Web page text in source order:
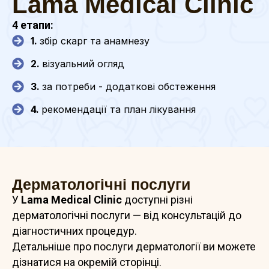
4 етапи:
1.збір скарг та анамнезу
2. візуальний огляд
3.за потреби - додаткові обстеження
4. рекомендації та план лікування
Дерматологічні послуги
У Lama Medical Clinic доступні різні
дерматологічні послуги — від консультацій до
діагностичних процедур.
Детальніше про послуги дерматології ви можете
дізнатися на окремій сторінці.